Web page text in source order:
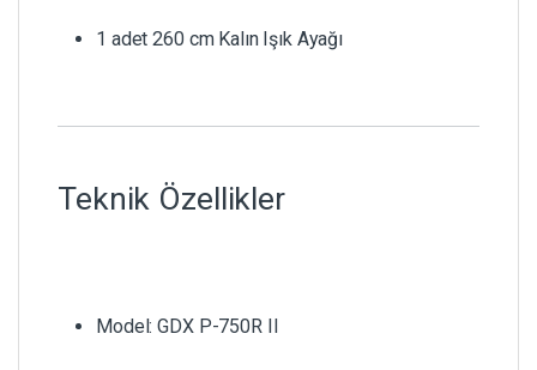
1 adet 260 cm Kalın Işık Ayağı
Teknik Özellikler
Model: GDX P-750R II